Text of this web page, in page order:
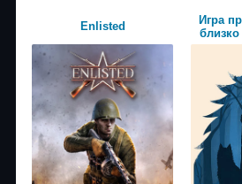
Enlisted
Игра